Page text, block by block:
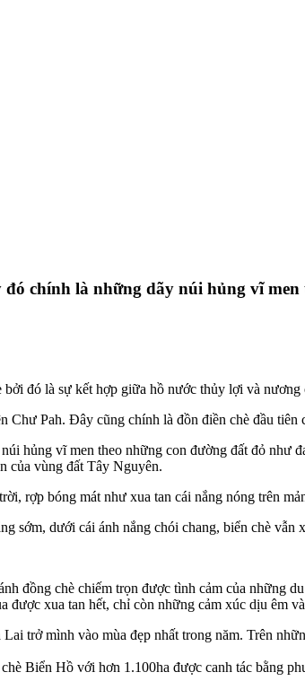
chính là những dãy núi hủng vĩ
đó là sự kết hợp giữa hồ nước thủy lợi và nương
Pah. Đây cũng chính là đồn điền chè đầu
hủng vĩ men theo những con đường đất đỏ như
của vùng đất Tây Nguyên.
rợp bóng mát như xua tan cái nắng nóng trên
sớm, dưới cái ánh nắng chói chang, biển chè
đồng chè chiếm trọn được tình cảm của những
được xua tan hết, chỉ còn những cảm xúc dịu êm
trở mình vào mùa đẹp nhất trong năm. Trên
Biển Hồ với hơn 1.100ha được canh tác bằng